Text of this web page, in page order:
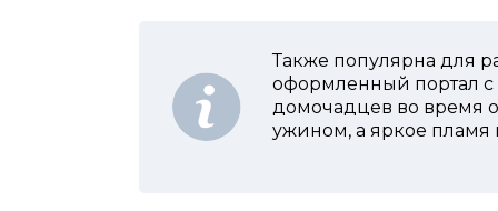
Также популярна для
оформленный портал
домочадцев во время
ужином, а яркое пламя